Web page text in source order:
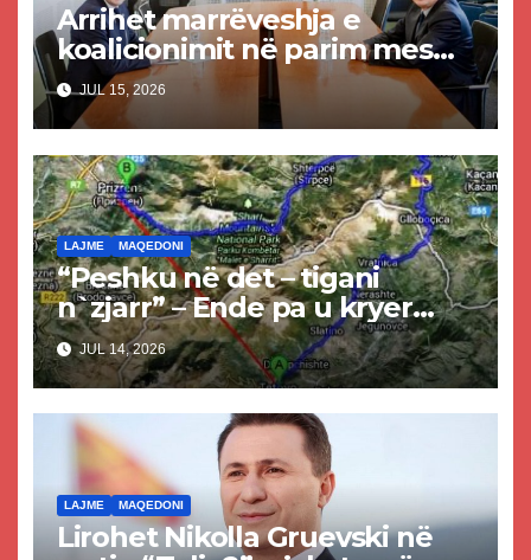
Arrihet marrëveshja e
koalicionimit në parim mes
Kurtit dhe Abdixhikut
JUL 15, 2026
LAJME MAQEDONI
“Peshku në det – tigani
n`zjarr” – Ende pa u kryer
projekti i tunelit, komuna e
Tetovës nis punimet për
rrugën Tetovë – Prizren
JUL 14, 2026
LAJME MAQEDONI
Lirohet Nikolla Gruevski në